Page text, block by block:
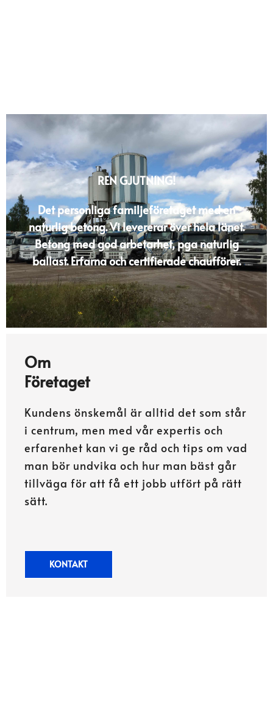
REN GJUTNING!
Det personliga familjeföretaget med en
naturlig betong. Vi levererar över hela länet.
Betong med god arbetarhet, pga naturlig
ballast. Erfarna och certifierade chaufförer.
Om
Företaget
Kundens önskemål är alltid det som står
i centrum, men med vår expertis och
erfarenhet kan vi ge råd och tips om vad
man bör undvika och hur man bäst går
tillväga för att få ett jobb utfört på rätt
sätt.
KONTAKT